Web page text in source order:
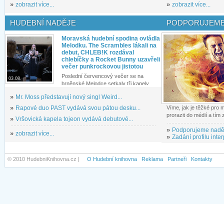
» zobrazit více... » zobrazit více...
HUDEBNÍ NADĚJE
03.08.
Moravská hudební spodina ovládla
Melodku. The Scrambles lákali na
debut, CHLEB!K rozdával
chlebíčky a Rocket Bunny uzavřeli
večer punkrockovou jistotou
Poslední červencový večer se na
brněnské Melodce setkaly tři kapely...
» Mr. Moss představují nový singl Weird...
» Rapové duo PAST vydává svou pátou desku...
» Vršovická kapela tojeon vydává debutové...
» zobrazit více...
Víme, jak je těžké pro
prorazit do médií a tím
» Podporujeme
» Zadání profilu
© 2010 HudebniKnihovna.cz | O Hudební knihovna Reklama Partneři Kontakty